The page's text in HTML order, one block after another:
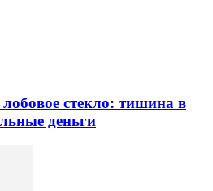
стекло: тишина в
деньги